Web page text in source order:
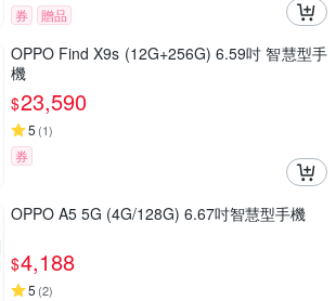
券 贈品
OPPO Find X9s (12G+256G) 6.59吋 智慧型手
機
$23,590
5 (1)
券
OPPO A5 5G (4G/128G) 6.67吋智慧型手機
$4,188
5 (2)